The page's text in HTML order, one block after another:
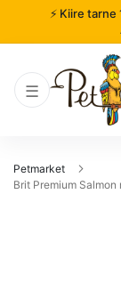
⚡ Kiire
Petmarket
Brit Premium